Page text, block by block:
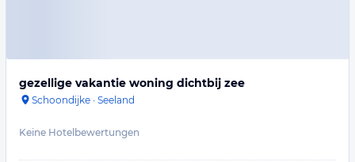
gezellige vakantie woning dichtbij zee
Schoondijke · Seeland
Keine Hotelbewertungen